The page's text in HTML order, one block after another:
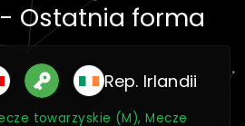
Ostatnia forma
Rep. Irlandii
towarzyskie (M), Mecze